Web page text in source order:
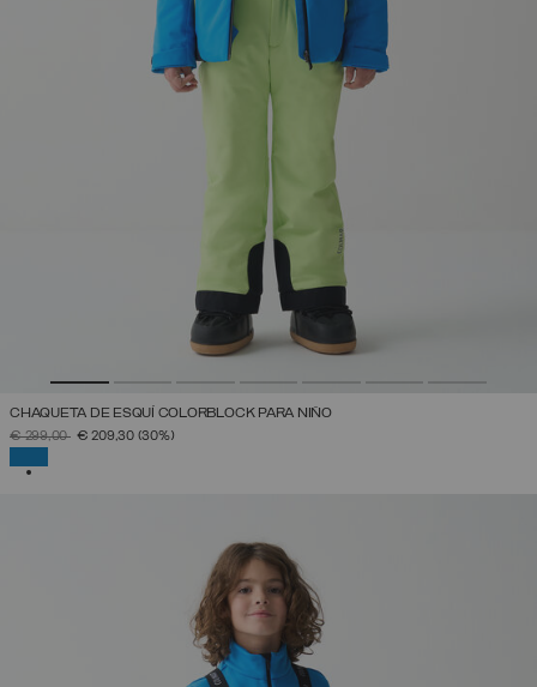
CHAQUETA DE ESQUÍ COLORBLOCK PARA NIÑO
PRECIO REBAJADO DE
€ 299,00A€ 209,30 (30%)